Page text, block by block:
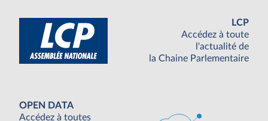
LCP
Accédez à toute
l'actualité de
la Chaine Parlementaire
OPEN DATA
Accédez à toutes